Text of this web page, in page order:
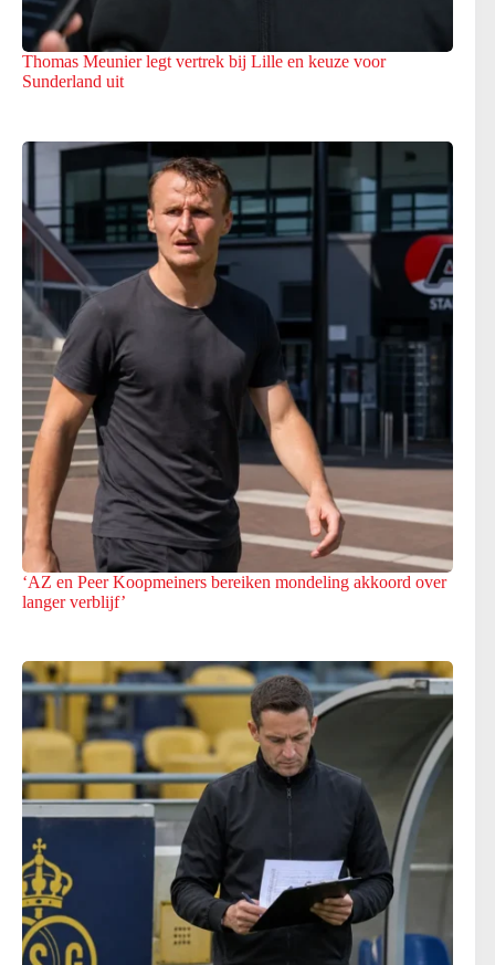
Thomas Meunier legt vertrek bij Lille en keuze voor
Sunderland uit
‘AZ en Peer Koopmeiners bereiken mondeling akkoord over
langer verblijf’